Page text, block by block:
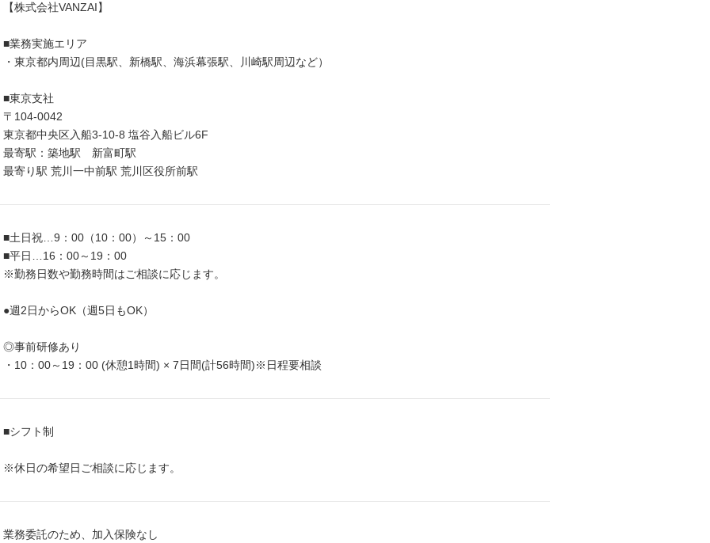
【株式会社VANZAI】
■業務実施エリア
・東京都内周辺(目黒駅、新橋駅、海浜幕張駅、川崎駅周辺など）
■東京支社
〒104-0042
東京都中央区入船3-10-8 塩谷入船ビル6F
最寄駅：築地駅 新富町駅
最寄り駅 荒川一中前駅 荒川区役所前駅
■土日祝…9：00（10：00）～15：00
■平日…16：00～19：00
※勤務日数や勤務時間はご相談に応じます。
●週2日からOK（週5日もOK）
◎事前研修あり
・10：00～19：00 (休憩1時間) × 7日間(計56時間)※日程要相談
■シフト制
※休日の希望日ご相談に応じます。
業務委託のため、加入保険なし